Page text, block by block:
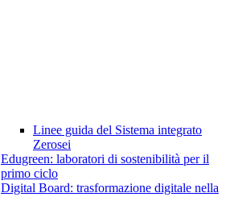
Linee guida del Sistema integrato
Zerosei
Edugreen: laboratori di sostenibilità per il
primo ciclo
Digital Board: trasformazione digitale nella